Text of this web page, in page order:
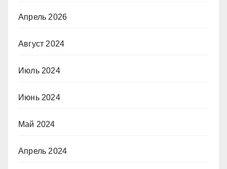
Апрель 2026
Август 2024
Июль 2024
Июнь 2024
Май 2024
Апрель 2024